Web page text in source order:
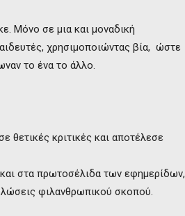
Μόνο σε μια και μοναδική
χρησιμοποιώντας βία, ώστε
το ένα το άλλο.
θετικές κριτικές και αποτέλεσε
στα πρωτοσέλιδα των εφημερίδων,
φιλανθρωπικού σκοπού.